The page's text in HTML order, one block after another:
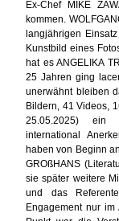
Ex-Chef MIKE
kommen.
langjährigen
Kunstbild eines
hat es ANGELIKA
25 Jahren ging
unerwähnt bleiben
Bildern, 41 Videos,
25.05.2025) ein
international
haben von Beginn
GROßHANS
sie später weitere
und das
Engagement nur